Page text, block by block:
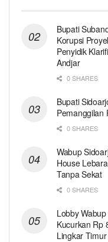
Bupati
Korupsi
Penyidik
Andjar
0 SHARES
Bupati
Pemanggilan
0 SHARES
Wabup
House
Tanpa Sekat
0 SHARES
Lobby
Kucurkan Rp
Lingkar